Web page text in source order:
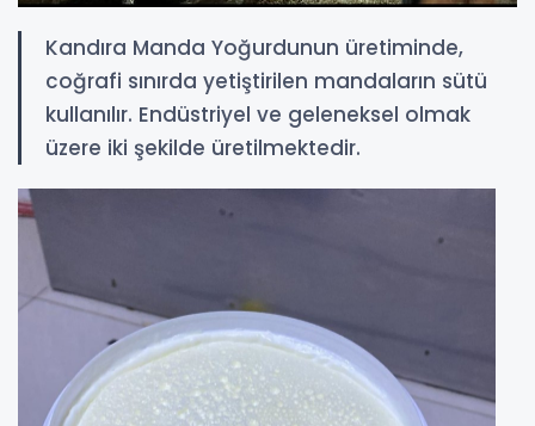
Kandıra Manda Yoğurdunun üretiminde,
coğrafi sınırda yetiştirilen mandaların sütü
kullanılır. Endüstriyel ve geleneksel olmak
üzere iki şekilde üretilmektedir.